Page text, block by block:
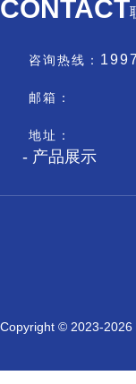
CONTACT
咨询热线：
邮箱：
地址：
产品展示
Copyright © 2023-